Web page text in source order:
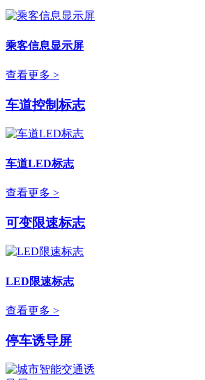
乘客信息显示屏
查看更多 >
车道控制标志
车道LED标志
查看更多 >
可变限速标志
LED限速标志
查看更多 >
停车诱导屏